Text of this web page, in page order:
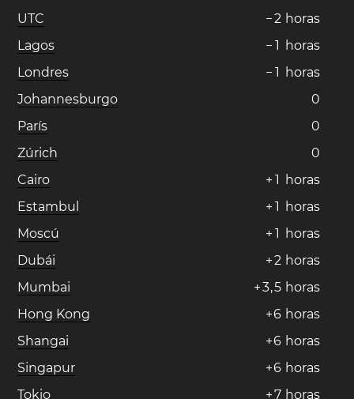
UTC
−2 horas
Lagos
− 1 horas
Londres
− 1 horas
Johannesburgo
0
París
0
Zúrich
0
Cairo
+ 1 horas
Estambul
+ 1 horas
Moscú
+ 1 horas
Dubái
+2 horas
Mumbai
+3,5 horas
Hong Kong
+6 horas
Shangai
+6 horas
Singapur
+6 horas
Tokio
+7 horas